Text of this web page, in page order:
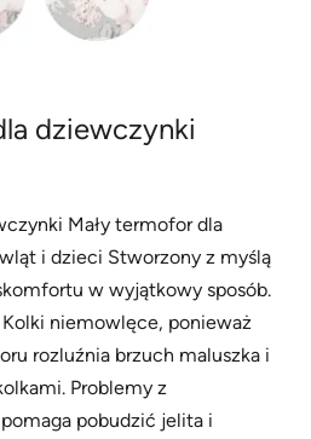
dziewczynki
Mały termofor dla
i dzieci Stworzony z myślą
w wyjątkowy sposób.
niemowlęce, ponieważ
rozluźnia brzuch maluszka i
Problemy z
pobudzić jelita i